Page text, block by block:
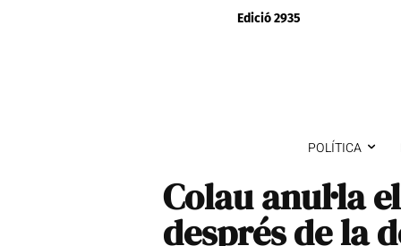
Edició 2935
POLÍTICA
Colau anul·la
després de la